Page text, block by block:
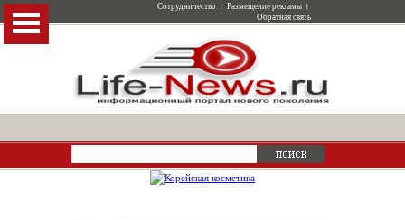
Сотрудничество | Размещение рекламы |
Обратная связь